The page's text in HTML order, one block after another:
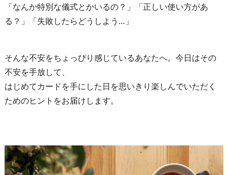
「なんか特別な儀式とかいるの？」「正しい使い方があ
る？」「失敗したらどうしよう…」
そんな不安をちょっぴり感じているあなたへ。今日はその
不安を手放して、
はじめてカードを手にした日を思いきり楽しんでいただく
ためのヒントをお届けします。